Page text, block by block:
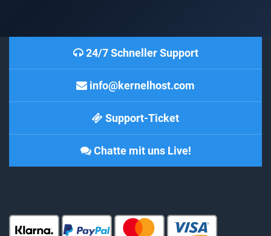
24/7 Schneller Support
info@kernelhost.com
Support-Ticket
Chatte mit uns Live!